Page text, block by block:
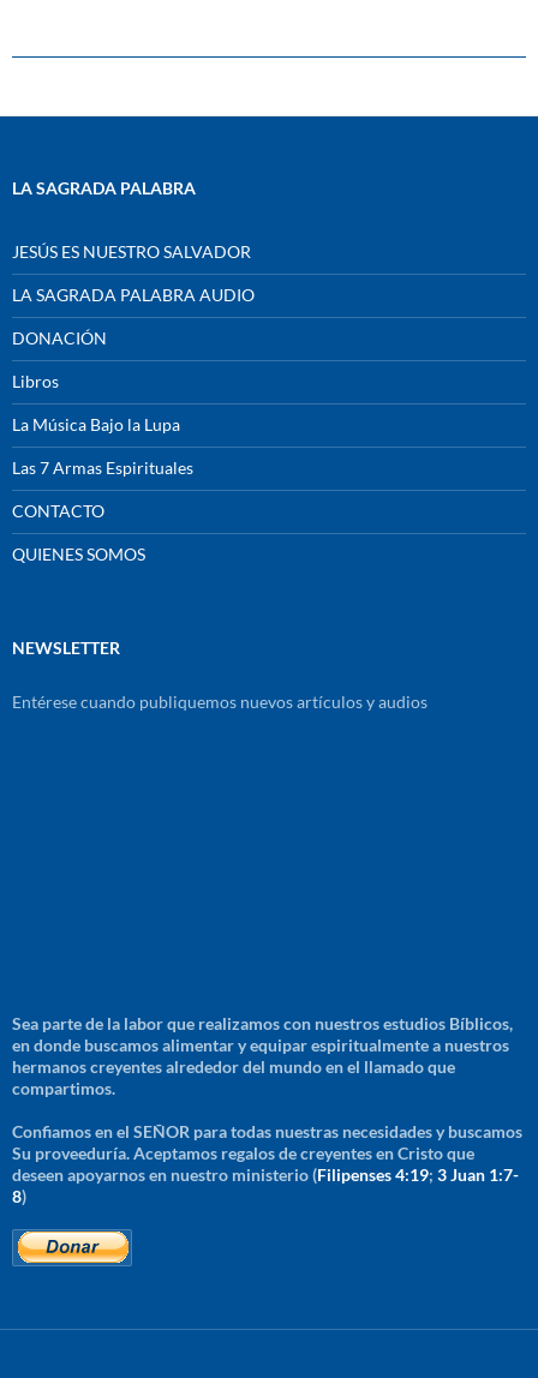
LA SAGRADA PALABRA
JESÚS ES NUESTRO SALVADOR
LA SAGRADA PALABRA AUDIO
DONACIÓN
Libros
La Música Bajo la Lupa
Las 7 Armas Espirituales
CONTACTO
QUIENES SOMOS
NEWSLETTER
Entérese cuando publiquemos nuevos artículos y audios
Sea parte de la labor que realizamos con nuestros estudios Bíblicos,
en donde buscamos alimentar y equipar espiritualmente a nuestros
hermanos creyentes alrededor del mundo en el llamado que
compartimos.
Confiamos en el SEÑOR para todas nuestras necesidades y buscamos
Su proveeduría. Aceptamos regalos de creyentes en Cristo que
deseen apoyarnos en nuestro ministerio (Filipenses 4:19; 3 Juan 1:7-
8)